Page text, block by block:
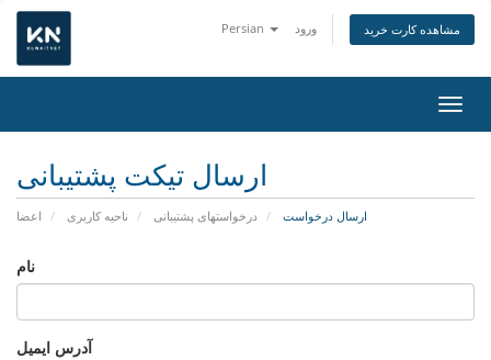
Persian ورود مشاهده کارت خرید
ارسال تیکت پشتیبانی
اعضا ناحیه کاربری درخواستهای پشتیبانی ارسال درخواست
نام
آدرس ایمیل